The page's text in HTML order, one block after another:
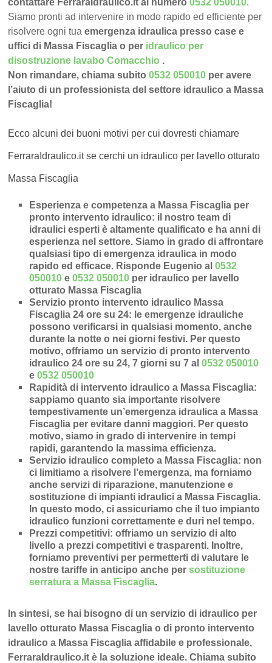
contattare FerraraIdraulico.it al numero0532 050010.
Siamo pronti ad intervenire in modo rapido ed efficiente per
risolvere ogni tuaemergenza idraulica presso case e
uffici di Massa Fiscaglia o per idraulico per
disostruzione lavabo Comacchio .
Non rimandare, chiama subito0532 050010 per avere
l’aiuto di un professionista del settore idraulico a Massa
Fiscaglia!
Ecco alcuni dei buoni motivi per cui dovresti chiamare
FerraraIdraulico.it se cerchi un idraulico per lavello otturato
Massa Fiscaglia
Esperienza e competenza a Massa Fiscaglia per
pronto intervento idraulico: il nostro team di
idraulici esperti è altamente qualificato e ha anni di
esperienza nel settore. Siamo in grado di affrontare
qualsiasi tipo di emergenza idraulica in modo
rapido ed efficace. Risponde Eugenio al0532
050010 e0532 050010 per idraulico per lavello
otturato Massa Fiscaglia
Servizio pronto intervento idraulico Massa
Fiscaglia 24 ore su 24: le emergenze idrauliche
possono verificarsi in qualsiasi momento, anche
durante la notte o nei giorni festivi. Per questo
motivo, offriamo un servizio di pronto intervento
idraulico 24 ore su 24, 7 giorni su 7 al0532 050010
e0532 050010
Rapidità di intervento idraulico a Massa Fiscaglia:
sappiamo quanto sia importante risolvere
tempestivamente un’emergenza idraulica a Massa
Fiscaglia per evitare danni maggiori. Per questo
motivo, siamo in grado di intervenire intempi
rapidi, garantendo la massima efficienza.
Servizio idraulico completo a Massa Fiscaglia: non
ci limitiamo a risolvere l’emergenza, ma forniamo
ancheservizi di riparazione, manutenzione e
sostituzione di impianti idraulici a Massa Fiscaglia.
In questo modo, ci assicuriamo che il tuo impianto
idraulico funzioni correttamente e duri nel tempo.
Prezzi competitivi: offriamo unservizio di alto
livello a prezzi competitivi e trasparenti. Inoltre,
forniamo preventivi per permetterti di valutare le
nostre tariffe in anticipo anche persostituzione
serratura a Massa Fiscaglia.
In sintesi, se hai bisogno di un servizio di idraulico per
lavello otturato Massa Fiscaglia o di pronto intervento
idraulico a Massa Fiscaglia affidabile e professionale,
FerraraIdraulico.it è la soluzione ideale. Chiama subito